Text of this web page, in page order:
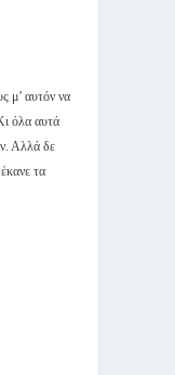
μ’ αυτόν να
όλα αυτά
Αλλά δε
τα